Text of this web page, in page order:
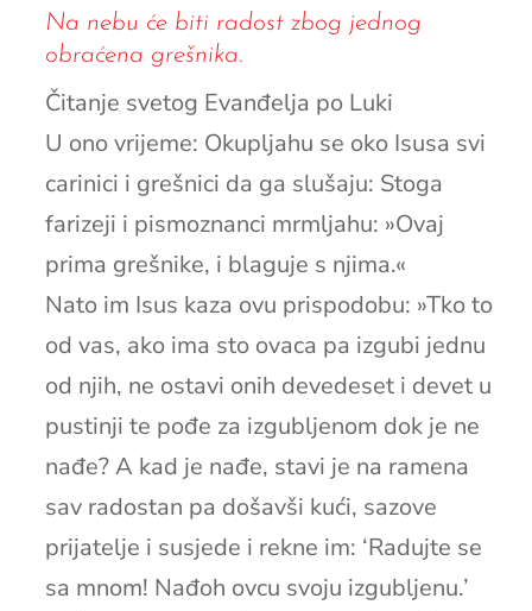
Na nebu će biti radost zbog jednog
obraćena grešnika.
Čitanje svetog Evanđelja po Luki
U ono vrijeme: Okupljahu se oko Isusa svi
carinici i grešnici da ga slušaju: Stoga
farizeji i pismoznanci mrmljahu: »Ovaj
prima grešnike, i blaguje s njima.«
Nato im Isus kaza ovu prispodobu: »Tko to
od vas, ako ima sto ovaca pa izgubi jednu
od njih, ne ostavi onih devedeset i devet u
pustinji te pođe za izgubljenom dok je ne
nađe? A kad je nađe, stavi je na ramena
sav radostan pa došavši kući, sazove
prijatelje i susjede i rekne im: ‘Radujte se
sa mnom! Nađoh ovcu svoju izgubljenu.’